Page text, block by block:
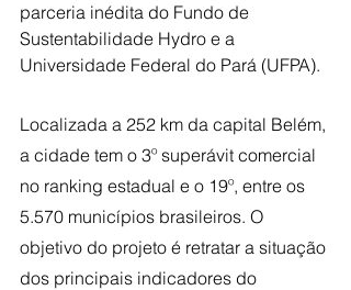
parceria inédita do Fundo de
Sustentabilidade Hydro e a
Universidade Federal do Pará (UFPA).
Localizada a 252 km da capital Belém,
a cidade tem o 3º superávit comercial
no ranking estadual e o 19º, entre os
5.570 municípios brasileiros. O
objetivo do projeto é retratar a situação
dos principais indicadores do